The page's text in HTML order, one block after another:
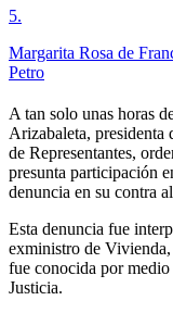
5.
Margarita Rosa de
Petro
A tan solo unas horas
Arizabaleta, presidenta
de Representantes,
presunta participación
denuncia en su contra
Esta denuncia fue
exministro de
fue conocida por
Justicia.